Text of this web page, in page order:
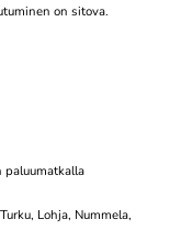
on sitova.
paluumatkalla
Lohja, Nummela,